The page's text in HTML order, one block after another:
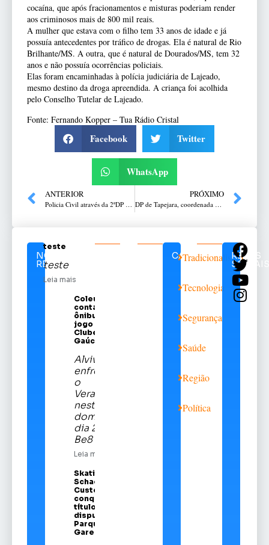
cocaína, que após fracionamentos e misturas poderiam render
aos criminosos mais de 800 mil reais.
A mulher que estava com o filho tem 33 anos de idade e já
possuía antecedentes por tráfico de drogas. Ela é natural de Rio
Brilhante/MS. A outra, que é natural de Dourados/MS, tem 32
anos e não possuía ocorrências policiais.
Elas foram encaminhadas à polícia judiciária de Lajeado,
mesmo destino da droga apreendida. A criança foi acolhida
pelo Conselho Tutelar de Lajeado.
Fonte: Fernando Kopper – Tua Rádio Cristal
Facebook Twitter
WhatsApp
ANTERIOR
Policia Civil através da 2ªDP efetua prisão de homem em Passo Fundo
PRÓXIMO
DP de Tapejara, coordenada pelo delegado Venicios Demartini, efetua prisão de três pessoas
NOTÍCIAS
RELACIONADAS
teste
teste
Leia mais
Coleurb
contará com
ônibus para
jogo do Sport
Clube
Gaúcho
Alviverde
enfrentará
o
Veranópolis
neste
domingo,
dia 21, na
Be8 Arena
Leia mais
Skatista Alice
Schaeffer
Custódio
conquista
título em
disputa no
Parque da
Gare
CATEGORIAS
Tradicionalismo
Tecnologia
Segurança
Saúde
Região
Política
REDES